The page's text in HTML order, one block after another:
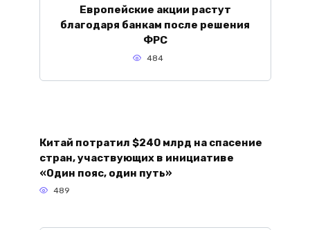
Европейские акции растут
благодаря банкам после решения
ФРС
484
Китай потратил $240 млрд на спасение
стран, участвующих в инициативе
«Один пояс, один путь»
489